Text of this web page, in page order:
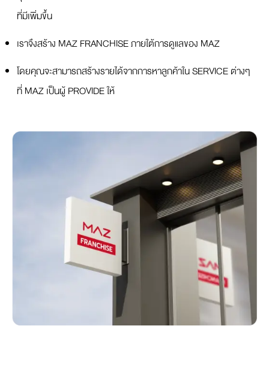
ที่มีเพิ่มขึ้น
เราจึงสร้าง MAZ FRANCHISE ภายใต้การดูแลของ MAZ
โดยคุณจะสามารถสร้างรายได้จากการหาลูกค้าใน SERVICE ต่างๆ
ที่ MAZ เป็นผู้ PROVIDE ให้